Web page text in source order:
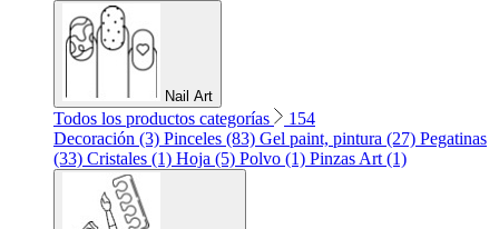
Nail Art
Todos los productos categorías
154
Decoración (3) Pinceles (83) Gel paint, pintura (27) Pegatinas
(33) Cristales (1) Hoja (5) Polvo (1) Pinzas Art (1)